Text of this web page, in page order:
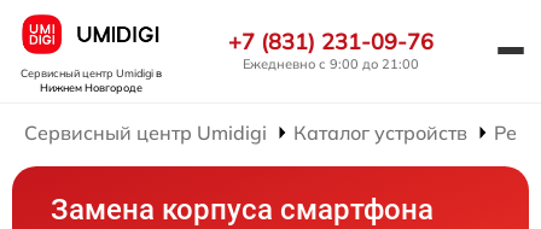
Сервисный центр Umidigiв
Нижнем Новгороде
+7 (831) 231-09-76
Ежедневно с 9:00 до 21:00
Сервисный центр Umidigi Каталог устройств
Замена корпуса смартфона